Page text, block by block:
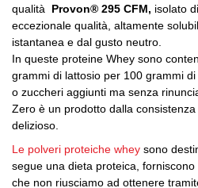
qualità Provon® 295 CFM, isolato
eccezionale qualità, altamente
istantanea e dal gusto neutro.
In queste proteine Whey sono
grammi di lattosio per 100 grammi
o zuccheri aggiunti ma senza
Zero è un prodotto dalla
delizioso.
Le polveri proteiche whey sono
segue una dieta proteica,
che non riusciamo ad ottenere